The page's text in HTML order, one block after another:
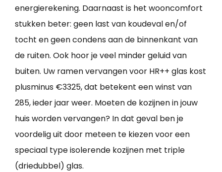
energierekening. Daarnaast is het wooncomfort
stukken beter: geen last van koudeval en/of
tocht en geen condens aan de binnenkant van
de ruiten. Ook hoor je veel minder geluid van
buiten. Uw ramen vervangen voor HR++ glas kost
plusminus €3325, dat betekent een winst van
285, ieder jaar weer. Moeten de kozijnen in jouw
huis worden vervangen? In dat geval ben je
voordelig uit door meteen te kiezen voor een
speciaal type isolerende kozijnen met triple
(driedubbel) glas.